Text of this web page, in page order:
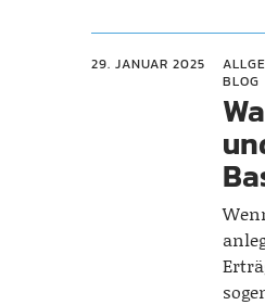
29. JANUAR 2025
BLOG